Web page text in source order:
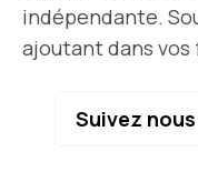
indépendante.
ajoutant dans vos
Suivez